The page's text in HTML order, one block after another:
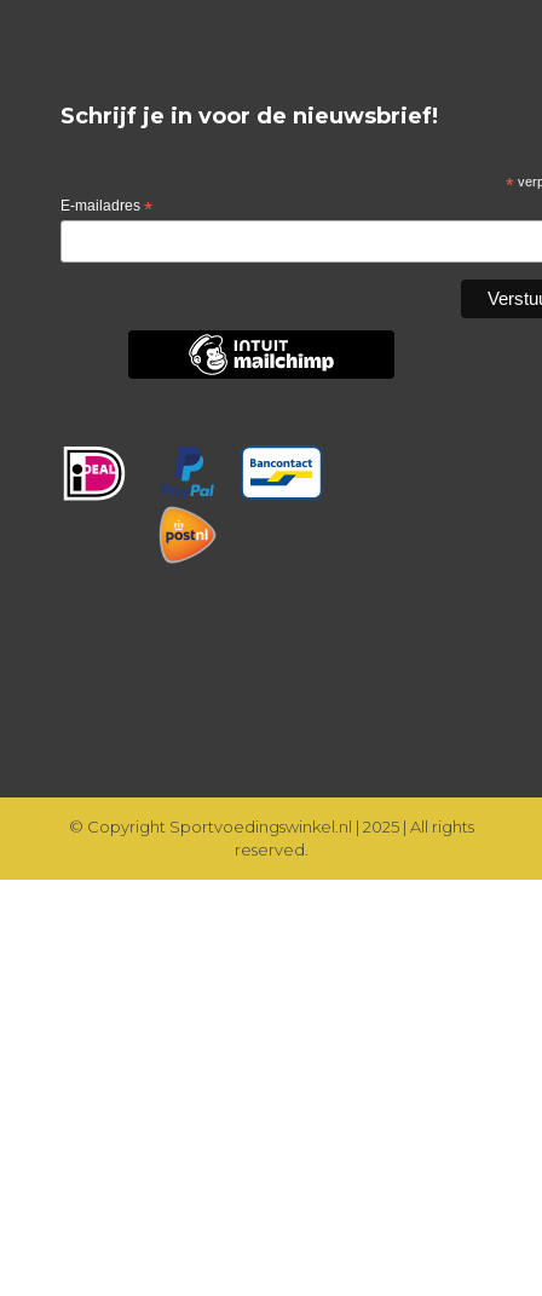
Schrijf je in voor de nieuwsbrief!
*
E-mailadres *
© Copyright Sportvoedingswinkel.nl | 2025 | All rights
reserved.